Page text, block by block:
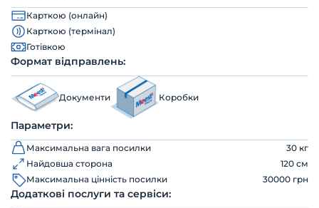
Карткою (онлайн)
Карткою (термінал)
Готівкою
Формат відправлень:
Документи Коробки
Параметри:
Максимальна вага посилки
30 кг
Найдовша сторона
120 см
Максимальна цінність посилки
30000 грн
Додаткові послуги та сервіси: